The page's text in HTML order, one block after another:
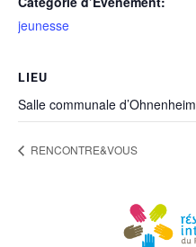
jeunesse
LIEU
Salle communale d’Ohnenheim
RENCONTRE&VOUS